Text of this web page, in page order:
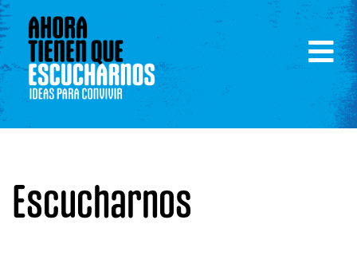
Escucharnos